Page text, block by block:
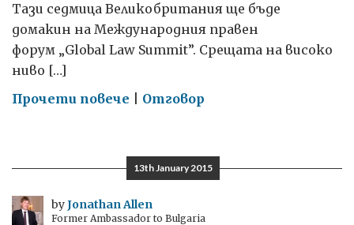
Тази седмица Великобритания ще бъде
домакин на Международния правен
форум „Global Law Summit”. Срещата на високо
ниво […]
Прочети повече on
закона:
продължаващо
предизвикателство
Отговор
13th January 2015
byJonathan Allen
Former Ambassador to Bulgaria